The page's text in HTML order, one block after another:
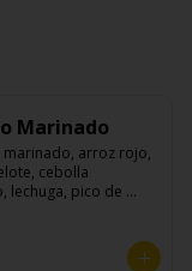
Marinado
arroz rojo,
cebolla
lechuga, pico de